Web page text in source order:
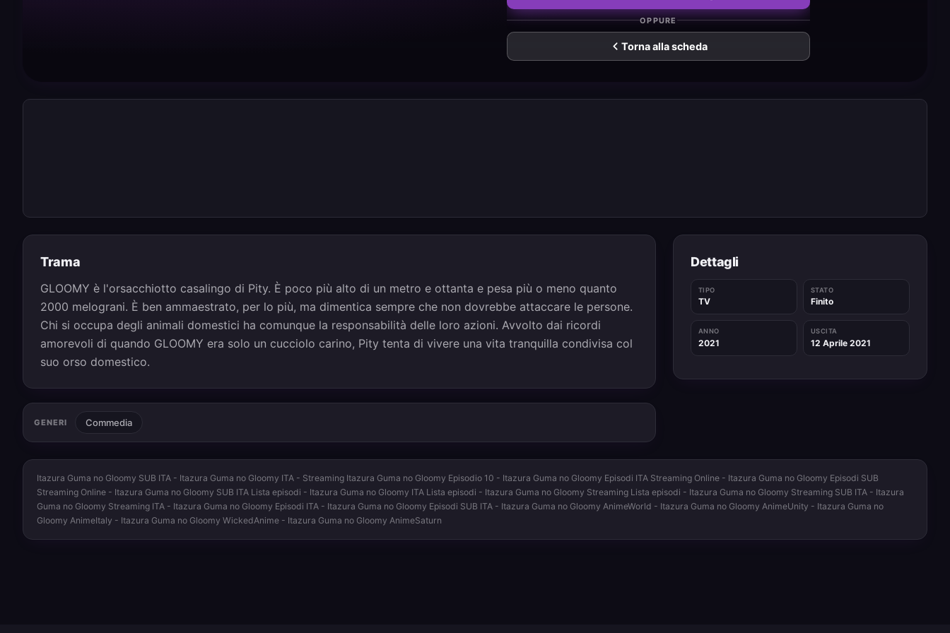
OPPURE
Torna alla scheda
Trama
GLOOMY è l'orsacchiotto casalingo di Pity. È poco più alto di un metro e ottanta e pesa più o meno quanto
2000 melograni. È ben ammaestrato, per lo più, ma dimentica sempre che non dovrebbe attaccare le persone.
Chi si occupa degli animali domestici ha comunque la responsabilità delle loro azioni. Avvolto dai ricordi
amorevoli di quando GLOOMY era solo un cucciolo carino, Pity tenta di vivere una vita tranquilla condivisa col
suo orso domestico.
GENERI Commedia
Dettagli
TIPO
TV
STATO
Finito
ANNO
2021
USCITA
12 Aprile 2021
Itazura Guma no Gloomy SUB ITA - Itazura Guma no Gloomy ITA - Streaming Itazura Guma no Gloomy Episodio 10 - Itazura Guma no Gloomy Episodi ITA Streaming Online - Itazura Guma no Gloomy Episodi SUB
Streaming Online - Itazura Guma no Gloomy SUB ITA Lista episodi - Itazura Guma no Gloomy ITA Lista episodi - Itazura Guma no Gloomy Streaming Lista episodi - Itazura Guma no Gloomy Streaming SUB ITA - Itazura
Guma no Gloomy Streaming ITA - Itazura Guma no Gloomy Episodi ITA - Itazura Guma no Gloomy Episodi SUB ITA - Itazura Guma no Gloomy AnimeWorld - Itazura Guma no Gloomy AnimeUnity - Itazura Guma no
Gloomy AnimeItaly - Itazura Guma no Gloomy WickedAnime - Itazura Guma no Gloomy AnimeSaturn